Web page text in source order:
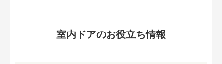
室内ドアのお役立ち情報